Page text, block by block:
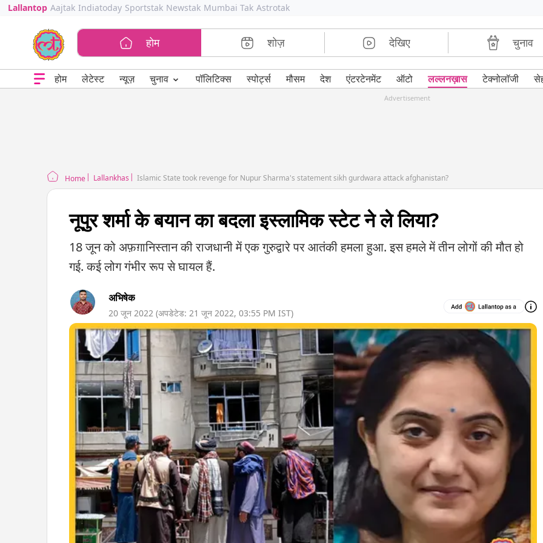
Lallantop Aajtak Indiatoday Sportstak Newstak Mumbai Tak Astrotak
होम शोज़ देखिए चुनाव
होम लेटेस्ट न्यूज़ चुनाव ⌄ पॉलिटिक्स स्पोर्ट्स मौसम देश एंटरटेनमेंट ऑटो लल्लनख़ास टेक्नोलॉजी
Advertisement
Home Lallankhas Islamic State took revenge for Nupur Sharma's statement sikh gurdwara attack afghanistan?
नूपुर शर्मा के बयान का बदला इस्लामिक स्टेट ने ले लिया?
18 जून को अफ़ग़ानिस्तान की राजधानी में एक गुरुद्वारे पर आतंकी हमला हुआ. इस हमले में तीन लोगों की मौत हो
गई. कई लोग गंभीर रूप से घायल हैं.
अभिषेक
20 जून 2022 (अपडेटेड: 21 जून 2022, 03:55 PM IST)